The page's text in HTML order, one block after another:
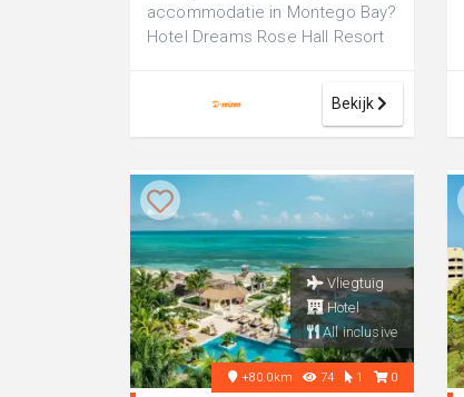
accommodatie in Montego Bay?
Hotel Dreams Rose Hall Resort
Bekijk
Vliegtuig
Hotel
All inclusive
+80.0km 74 1 0